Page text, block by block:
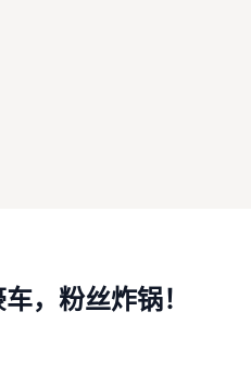
，粉丝炸锅！